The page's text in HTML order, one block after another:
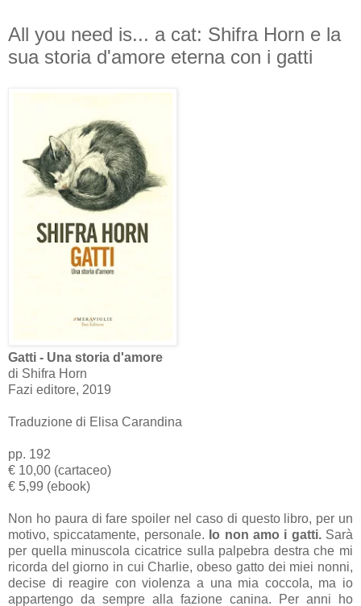
All you need is... a cat: Shifra Horn e la
sua storia d'amore eterna con i gatti
Gatti - Una storia d'amore
di Shifra Horn
Fazi editore, 2019
Traduzione di Elisa Carandina
pp. 192
€ 10,00 (cartaceo)
€ 5,99 (ebook)
Non ho paura di fare spoiler nel caso di questo libro, per un
motivo, spiccatamente, personale. Io non amo i gatti.Sarà
per quella minuscola cicatrice sulla palpebra destra che mi
ricorda del giorno in cui Charlie, obeso gatto dei miei nonni,
decise di reagire con violenza a una mia coccola, ma io
appartengo da sempre alla fazione canina. Per anni ho